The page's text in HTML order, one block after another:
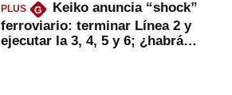
PLUS G
Keiko anuncia “shock”
ferroviario: terminar Línea 2 y
ejecutar la 3, 4, 5 y 6; ¿habrá